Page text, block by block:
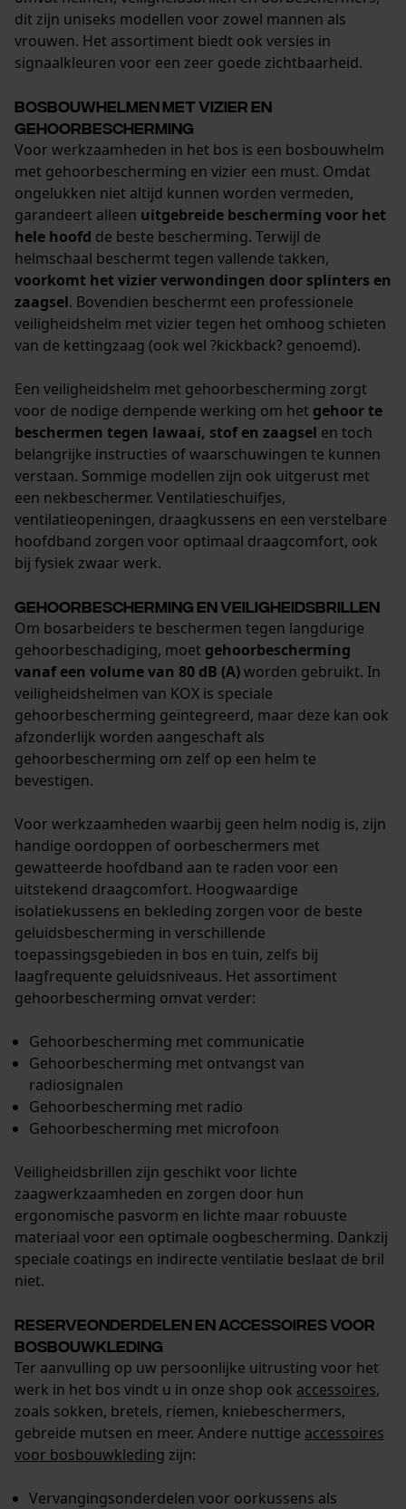
dit zijn uniseks modellen voor zowel mannen als
vrouwen. Het assortiment biedt ook versies in
signaalkleuren voor een zeer goede zichtbaarheid.
Bosbouwhelmen met vizier en
gehoorbescherming
Voor werkzaamheden in het bos is een bosbouwhelm
met gehoorbescherming en vizier een must. Omdat
ongelukken niet altijd kunnen worden vermeden,
garandeert alleen uitgebreide bescherming voor het
hele hoofd de beste bescherming. Terwijl de
helmschaal beschermt tegen vallende takken,
voorkomt het vizier verwondingen door splinters en
zaagsel. Bovendien beschermt een professionele
veiligheidshelm met vizier tegen het omhoog schieten
van de kettingzaag (ook wel ?kickback? genoemd).
Een veiligheidshelm met gehoorbescherming zorgt
voor de nodige dempende werking om het gehoor te
beschermen tegen lawaai, stof en zaagsel en toch
belangrijke instructies of waarschuwingen te kunnen
verstaan. Sommige modellen zijn ook uitgerust met
een nekbeschermer. Ventilatieschuifjes,
ventilatieopeningen, draagkussens en een verstelbare
hoofdband zorgen voor optimaal draagcomfort, ook
bij fysiek zwaar werk.
Gehoorbescherming en veiligheidsbrillen
Om bosarbeiders te beschermen tegen langdurige
gehoorbeschadiging, moet gehoorbescherming
vanaf een volume van 80 dB (A)worden gebruikt. In
veiligheidshelmen van KOX is speciale
gehoorbescherming geïntegreerd, maar deze kan ook
afzonderlijk worden aangeschaft als
gehoorbescherming om zelf op een helm te
bevestigen.
Voor werkzaamheden waarbij geen helm nodig is, zijn
handige oordoppen of oorbeschermers met
gewatteerde hoofdband aan te raden voor een
uitstekend draagcomfort. Hoogwaardige
isolatiekussens en bekleding zorgen voor de beste
geluidsbescherming in verschillende
toepassingsgebieden in bos en tuin, zelfs bij
laagfrequente geluidsniveaus. Het assortiment
gehoorbescherming omvat verder:
Gehoorbescherming met communicatie
Gehoorbescherming met ontvangst van
radiosignalen
Gehoorbescherming met radio
Gehoorbescherming met microfoon
Veiligheidsbrillen zijn geschikt voor lichte
zaagwerkzaamheden en zorgen door hun
ergonomische pasvorm en lichte maar robuuste
materiaal voor een optimale oogbescherming. Dankzij
speciale coatings en indirecte ventilatie beslaat de bril
niet.
Reserveonderdelen en accessoires voor
bosbouwkleding
Ter aanvulling op uw persoonlijke uitrusting voor het
werk in het bos vindt u in onze shop ook accessoires,
zoals sokken, bretels, riemen, kniebeschermers,
gebreide mutsen en meer. Andere nuttige accessoires
voor bosbouwkleding zijn:
Vervangingsonderdelen voor oorkussens als